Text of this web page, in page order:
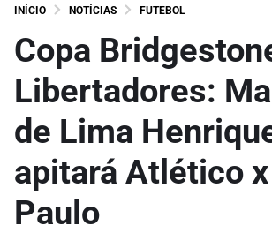
INÍCIO NOTÍCIAS FUTEBOL
Copa
Libertadores:
de Lima
apitará Atlético
Paulo